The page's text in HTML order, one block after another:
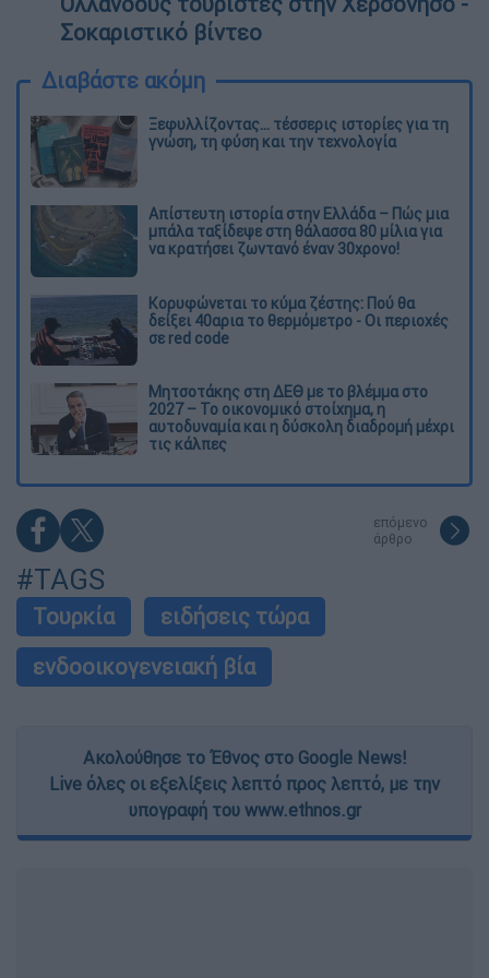
Σοκαριστικό βίντεο
Διαβάστε ακόμη
Ξεφυλλίζοντας... τέσσερις ιστορίες για τη
γνώση, τη φύση και την τεχνολογία
Απίστευτη ιστορία στην Ελλάδα – Πώς μια
μπάλα ταξίδεψε στη θάλασσα 80 μίλια για
να κρατήσει ζωντανό έναν 30χρονο!
Κορυφώνεται το κύμα ζέστης: Πού θα
δείξει 40αρια το θερμόμετρο - Οι περιοχές
σε red code
Μητσοτάκης στη ΔΕΘ με το βλέμμα στο
2027 – Το οικονομικό στοίχημα, η
αυτοδυναμία και η δύσκολη διαδρομή μέχρι
τις κάλπες
επόμενο
άρθρο
#TAGS
Τουρκία
ειδήσεις τώρα
ενδοοικογενειακή βία
Ακολούθησε το Έθνος στο Google News!
Live όλες οι εξελίξεις λεπτό προς λεπτό, με την
υπογραφή του www.ethnos.gr